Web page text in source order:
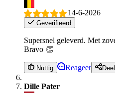
14-6-2026
Geverifieerd
Supersnel geleverd. Met
Bravo 👏
Nuttig Reageer Deel
Dille Pater